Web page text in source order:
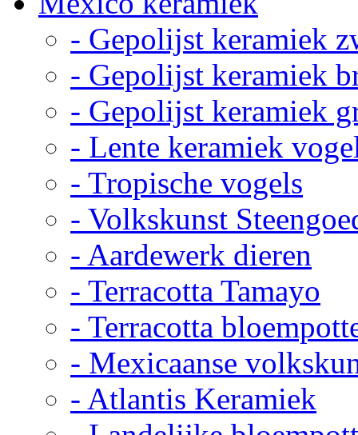
- Gepolijst keramiek
- Gepolijst keramiek
- Gepolijst keramiek
- Lente keramiek
- Tropische vogels
- Volkskunst
- Aardewerk dieren
- Terracotta Tamayo
- Terracotta
- Mexicaanse
- Atlantis Keramiek